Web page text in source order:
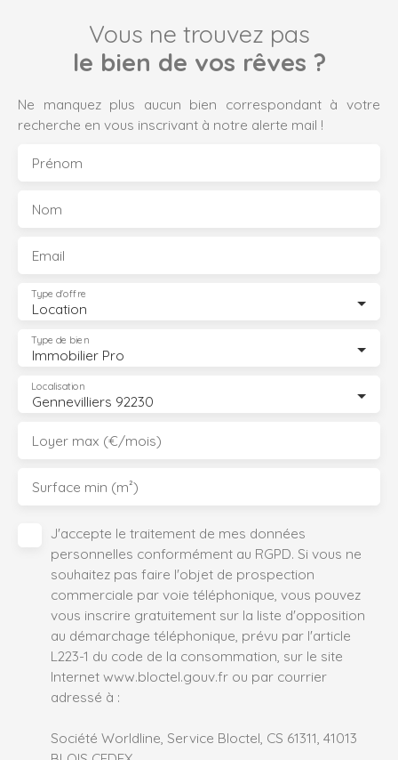
Vous ne trouvez pas
le bien de vos rêves ?
Ne manquez plus aucun bien correspondant à votre
recherche en vous inscrivant à notre alerte mail !
Prénom
Nom
Email
Location
Type d'offre
Immobilier Pro
Type de bien
Gennevilliers 92230
Localisation
Loyer max (€/mois)
Surface min (m²)
J'accepte le traitement de mes données
personnelles conformément au RGPD. Si vous ne
souhaitez pas faire l'objet de prospection
commerciale par voie téléphonique, vous pouvez
vous inscrire gratuitement sur la liste d'opposition
au démarchage téléphonique, prévu par l'article
L223-1 du code de la consommation, sur le site
Internet www.bloctel.gouv.fr ou par courrier
adressé à :
Société Worldline, Service Bloctel, CS 61311, 41013